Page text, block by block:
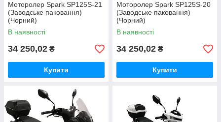
Моторолер Spark SP125S-21
(Заводське паковання)
(Чорний)
В наявності
34 250,02 ₴
Купити
Моторолер Spark SP125S-20
(Заводське паковання)
(Чорний)
В наявності
34 250,02 ₴
Купити